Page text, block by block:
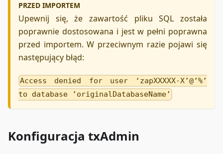
PRZED IMPORTEM
Upewnij się, że zawartość pliku SQL została
poprawnie dostosowana i jest w pełni poprawna
przed importem. W przeciwnym razie pojawi się
następujący błąd:
Access denied for user ‘zapXXXXX-X’@’%’
to database ’originalDatabaseName’
Konfiguracja txAdmin